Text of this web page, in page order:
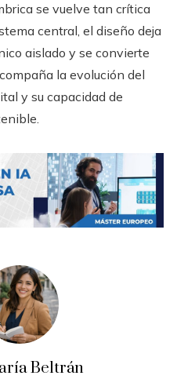
se vuelve tan crítica
central, el diseño deja
aislado y se convierte
la evolución del
y su capacidad de
Beltrán